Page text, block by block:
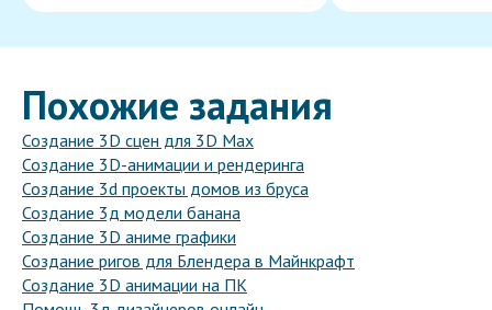
Похожие задания
Создание 3D сцен для 3D Max
Создание 3D-анимации и рендеринга
Создание 3d проекты домов из бруса
Создание 3д модели банана
Создание 3D аниме графики
Создание ригов для Блендера в Майнкрафт
Создание 3D анимации на ПК